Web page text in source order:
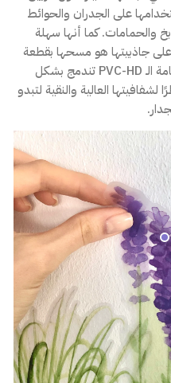
على الجدران والحوائط
والحمامات. كما أنها سهلة
على جاذبيتها هو مسحها بقطعة
قماش رطبة. فضلًا عن ذلك، فأن خامة الـ PVC-HD تندمج بشكل
العالية والنقية لتبدو